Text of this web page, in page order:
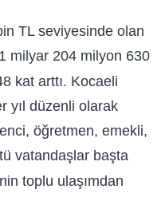
TL seviyesinde olan
milyar 204 milyon 630
kat arttı. Kocaeli
yıl düzenli olarak
öğretmen, emekli,
vatandaşlar başta
toplu ulaşımdan